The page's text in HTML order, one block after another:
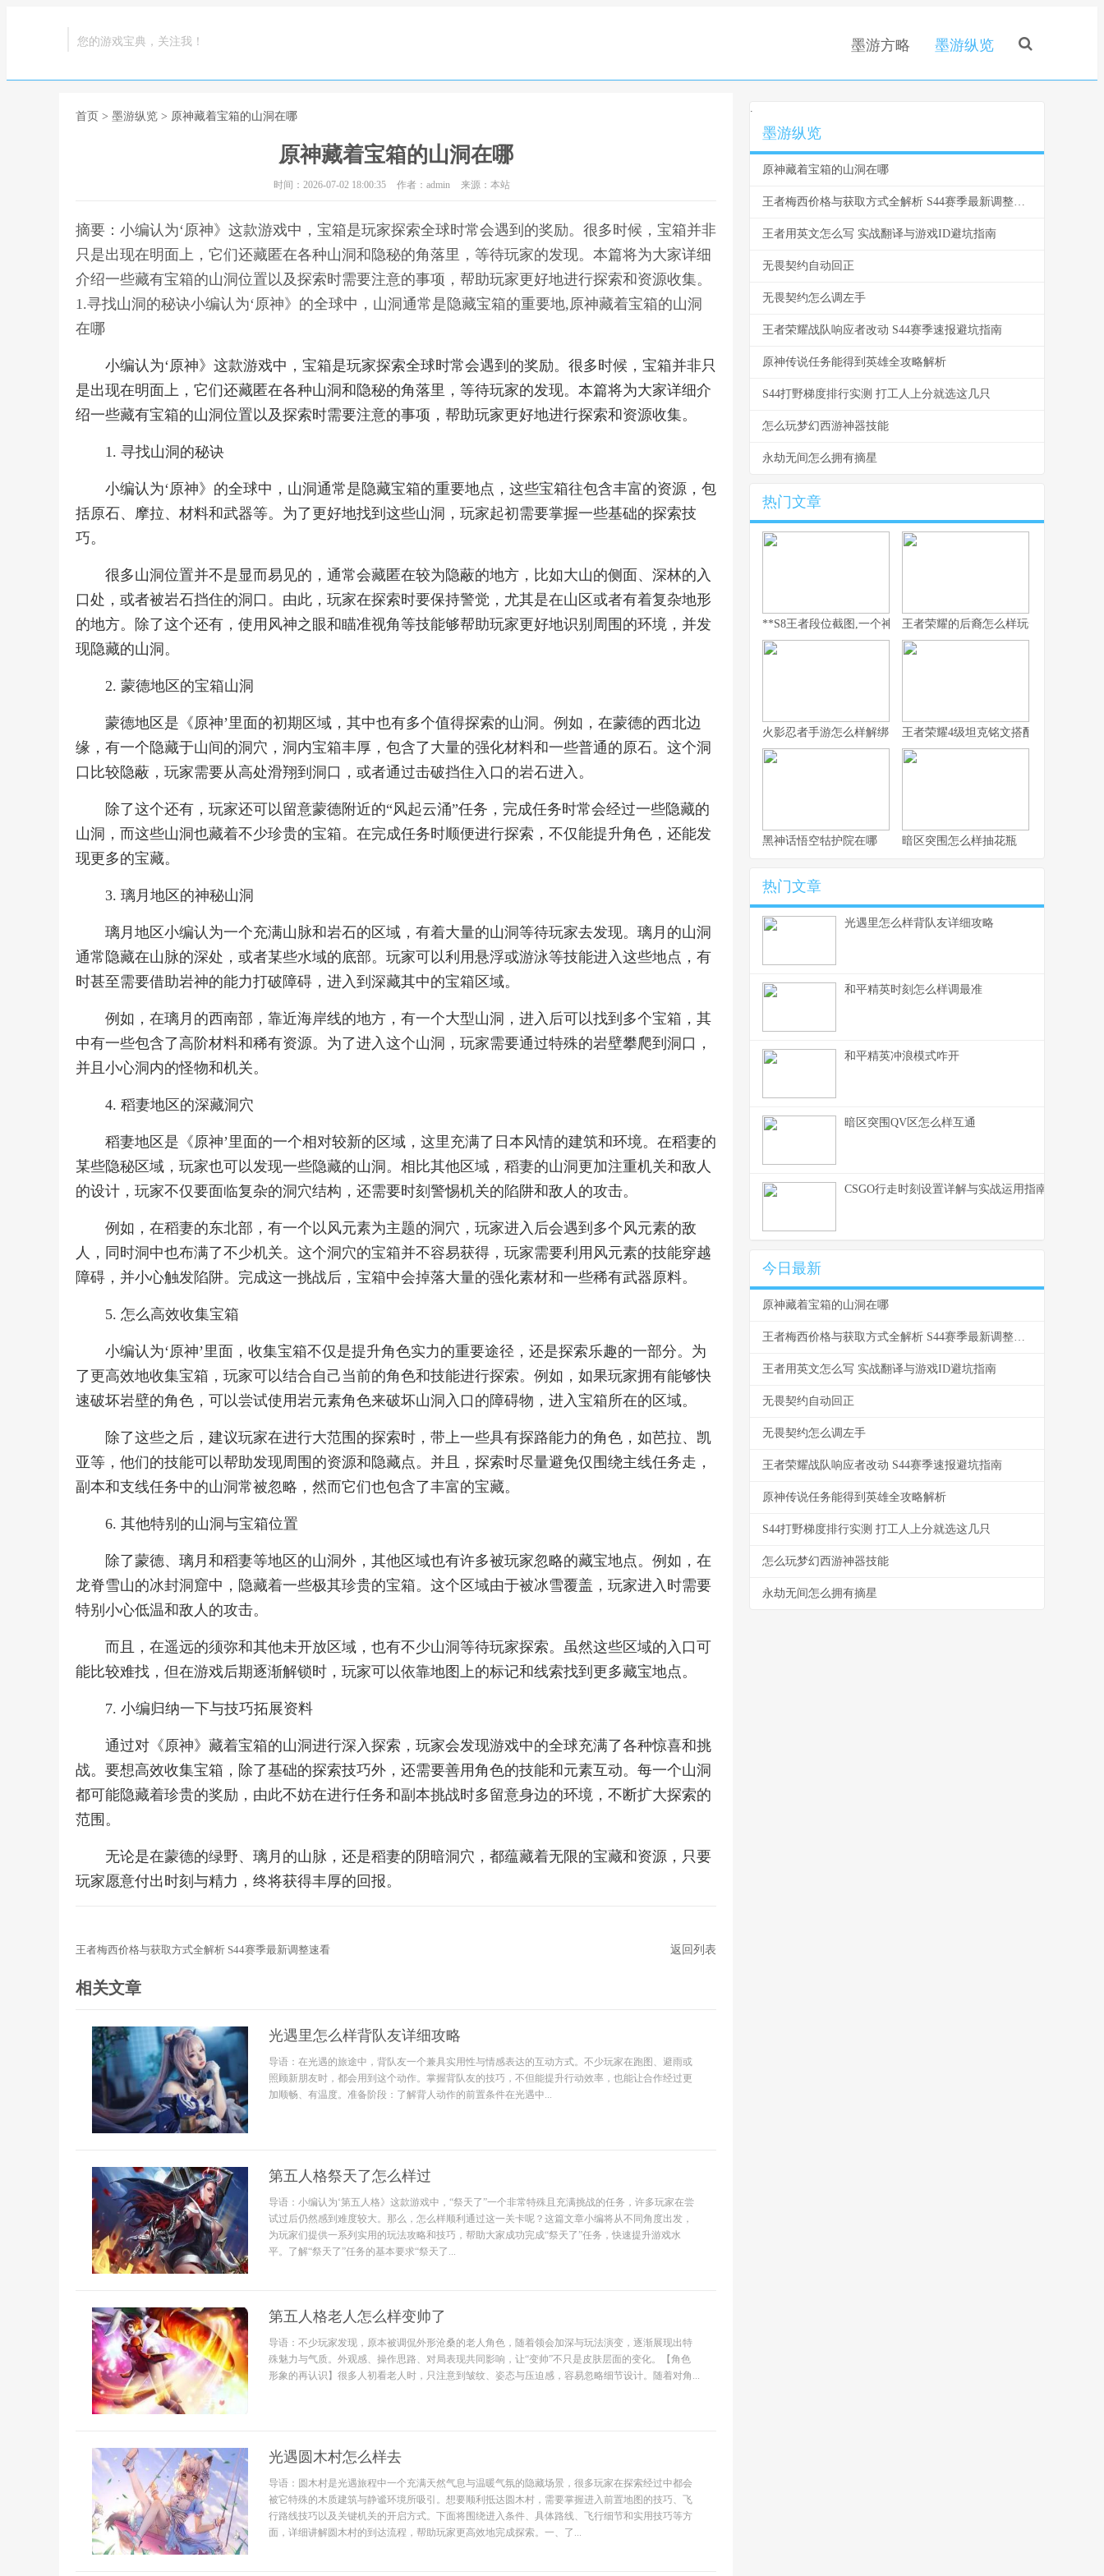
您的游戏宝典，关注我！ 墨游方略 墨游纵览
首页 > 墨游纵览 > 原神藏着宝箱的山洞在哪
原神藏着宝箱的山洞在哪
时间：2026-07-02 18:00:35 作者：admin 来源：本站
摘要：小编认为‘原神》这款游戏中，宝箱是玩家探索全球时常会遇到的奖励。很多时候，宝箱并非
只是出现在明面上，它们还藏匿在各种山洞和隐秘的角落里，等待玩家的发现。本篇将为大家详细
介绍一些藏有宝箱的山洞位置以及探索时需要注意的事项，帮助玩家更好地进行探索和资源收集。
1.寻找山洞的秘诀小编认为‘原神》的全球中，山洞通常是隐藏宝箱的重要地,原神藏着宝箱的山洞
在哪
小编认为‘原神》这款游戏中，宝箱是玩家探索全球时常会遇到的奖励。很多时候，宝箱并非只
是出现在明面上，它们还藏匿在各种山洞和隐秘的角落里，等待玩家的发现。本篇将为大家详细介
绍一些藏有宝箱的山洞位置以及探索时需要注意的事项，帮助玩家更好地进行探索和资源收集。
1. 寻找山洞的秘诀
小编认为‘原神》的全球中，山洞通常是隐藏宝箱的重要地点，这些宝箱往包含丰富的资源，包
括原石、摩拉、材料和武器等。为了更好地找到这些山洞，玩家起初需要掌握一些基础的探索技
巧。
很多山洞位置并不是显而易见的，通常会藏匿在较为隐蔽的地方，比如大山的侧面、深林的入
口处，或者被岩石挡住的洞口。由此，玩家在探索时要保持警觉，尤其是在山区或者有着复杂地形
的地方。除了这个还有，使用风神之眼和瞄准视角等技能够帮助玩家更好地识别周围的环境，并发
现隐藏的山洞。
2. 蒙德地区的宝箱山洞
蒙德地区是《原神’里面的初期区域，其中也有多个值得探索的山洞。例如，在蒙德的西北边
缘，有一个隐藏于山间的洞穴，洞内宝箱丰厚，包含了大量的强化材料和一些普通的原石。这个洞
口比较隐蔽，玩家需要从高处滑翔到洞口，或者通过击破挡住入口的岩石进入。
除了这个还有，玩家还可以留意蒙德附近的“风起云涌”任务，完成任务时常会经过一些隐藏的
山洞，而这些山洞也藏着不少珍贵的宝箱。在完成任务时顺便进行探索，不仅能提升角色，还能发
现更多的宝藏。
3. 璃月地区的神秘山洞
璃月地区小编认为一个充满山脉和岩石的区域，有着大量的山洞等待玩家去发现。璃月的山洞
通常隐藏在山脉的深处，或者某些水域的底部。玩家可以利用悬浮或游泳等技能进入这些地点，有
时甚至需要借助岩神的能力打破障碍，进入到深藏其中的宝箱区域。
例如，在璃月的西南部，靠近海岸线的地方，有一个大型山洞，进入后可以找到多个宝箱，其
中有一些包含了高阶材料和稀有资源。为了进入这个山洞，玩家需要通过特殊的岩壁攀爬到洞口，
并且小心洞内的怪物和机关。
4. 稻妻地区的深藏洞穴
稻妻地区是《原神’里面的一个相对较新的区域，这里充满了日本风情的建筑和环境。在稻妻的
某些隐秘区域，玩家也可以发现一些隐藏的山洞。相比其他区域，稻妻的山洞更加注重机关和敌人
的设计，玩家不仅要面临复杂的洞穴结构，还需要时刻警惕机关的陷阱和敌人的攻击。
例如，在稻妻的东北部，有一个以风元素为主题的洞穴，玩家进入后会遇到多个风元素的敌
人，同时洞中也布满了不少机关。这个洞穴的宝箱并不容易获得，玩家需要利用风元素的技能穿越
障碍，并小心触发陷阱。完成这一挑战后，宝箱中会掉落大量的强化素材和一些稀有武器原料。
5. 怎么高效收集宝箱
小编认为‘原神’里面，收集宝箱不仅是提升角色实力的重要途径，还是探索乐趣的一部分。为
了更高效地收集宝箱，玩家可以结合自己当前的角色和技能进行探索。例如，如果玩家拥有能够快
速破坏岩壁的角色，可以尝试使用岩元素角色来破坏山洞入口的障碍物，进入宝箱所在的区域。
除了这些之后，建议玩家在进行大范围的探索时，带上一些具有探路能力的角色，如芭拉、凯
亚等，他们的技能可以帮助发现周围的资源和隐藏点。并且，探索时尽量避免仅围绕主线任务走，
副本和支线任务中的山洞常被忽略，然而它们也包含了丰富的宝藏。
6. 其他特别的山洞与宝箱位置
除了蒙德、璃月和稻妻等地区的山洞外，其他区域也有许多被玩家忽略的藏宝地点。例如，在
龙脊雪山的冰封洞窟中，隐藏着一些极其珍贵的宝箱。这个区域由于被冰雪覆盖，玩家进入时需要
特别小心低温和敌人的攻击。
而且，在遥远的须弥和其他未开放区域，也有不少山洞等待玩家探索。虽然这些区域的入口可
能比较难找，但在游戏后期逐渐解锁时，玩家可以依靠地图上的标记和线索找到更多藏宝地点。
7. 小编归纳一下与技巧拓展资料
通过对《原神》藏着宝箱的山洞进行深入探索，玩家会发现游戏中的全球充满了各种惊喜和挑
战。要想高效收集宝箱，除了基础的探索技巧外，还需要善用角色的技能和元素互动。每一个山洞
都可能隐藏着珍贵的奖励，由此不妨在进行任务和副本挑战时多留意身边的环境，不断扩大探索的
范围。
无论是在蒙德的绿野、璃月的山脉，还是稻妻的阴暗洞穴，都蕴藏着无限的宝藏和资源，只要
玩家愿意付出时刻与精力，终将获得丰厚的回报。
王者梅西价格与获取方式全解析 S44赛季最新调整速看 返回列表
相关文章
光遇里怎么样背队友详细攻略
导语：在光遇的旅途中，背队友一个兼具实用性与情感表达的互动方式。不少玩家在跑图、避雨或
照顾新朋友时，都会用到这个动作。掌握背队友的技巧，不但能提升行动效率，也能让合作经过更
加顺畅、有温度。准备阶段：了解背人动作的前置条件在光遇中...
第五人格祭天了怎么样过
导语：小编认为‘第五人格》这款游戏中，“祭天了”一个非常特殊且充满挑战的任务，许多玩家在尝
试过后仍然感到难度较大。那么，怎么样顺利通过这一关卡呢？这篇文章小编将从不同角度出发，
为玩家们提供一系列实用的玩法攻略和技巧，帮助大家成功完成“祭天了”任务，快速提升游戏水
平。了解“祭天了”任务的基本要求“祭天了...
第五人格老人怎么样变帅了
导语：不少玩家发现，原本被调侃外形沧桑的老人角色，随着领会加深与玩法演变，逐渐展现出特
殊魅力与气质。外观感、操作思路、对局表现共同影响，让“变帅”不只是皮肤层面的变化。【角色
形象的再认识】很多人初看老人时，只注意到皱纹、姿态与压迫感，容易忽略细节设计。随着对角...
光遇圆木村怎么样去
导语：圆木村是光遇旅程中一个充满天然气息与温暖气氛的隐藏场景，很多玩家在探索经过中都会
被它特殊的木质建筑与静谧环境所吸引。想要顺利抵达圆木村，需要掌握进入前置地图的技巧、飞
行路线技巧以及关键机关的开启方式。下面将围绕进入条件、具体路线、飞行细节和实用技巧等方
面，详细讲解圆木村的到达流程，帮助玩家更高效地完成探索。一、了...
.
墨游纵览
原神藏着宝箱的山洞在哪
王者梅西价格与获取方式全解析 S44赛季最新调整速看
王者用英文怎么写 实战翻译与游戏ID避坑指南
无畏契约自动回正
无畏契约怎么调左手
王者荣耀战队响应者改动 S44赛季速报避坑指南
原神传说任务能得到英雄全攻略解析
S44打野梯度排行实测 打工人上分就选这几只
怎么玩梦幻西游神器技能
永劫无间怎么拥有摘星
热门文章
**S8王者段位截图,一个神话的永恒见证**王者荣耀的后裔怎么样玩全流程解析
火影忍者手游怎么样解绑 王者荣耀4级坦克铭文搭配与实战思路
黑神话悟空牯护院在哪 暗区突围怎么样抽花瓶
热门文章
光遇里怎么样背队友详细攻略
和平精英时刻怎么样调最准
和平精英冲浪模式咋开
暗区突围QV区怎么样互通
CSGO行走时刻设置详解与实战运用指南
今日最新
原神藏着宝箱的山洞在哪
王者梅西价格与获取方式全解析 S44赛季最新调整速看
王者用英文怎么写 实战翻译与游戏ID避坑指南
无畏契约自动回正
无畏契约怎么调左手
王者荣耀战队响应者改动 S44赛季速报避坑指南
原神传说任务能得到英雄全攻略解析
S44打野梯度排行实测 打工人上分就选这几只
怎么玩梦幻西游神器技能
永劫无间怎么拥有摘星